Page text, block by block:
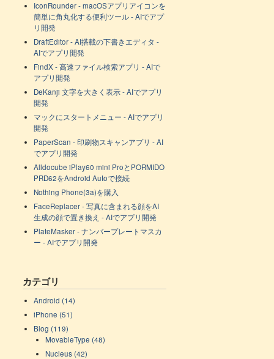
IconRounder - macOSアプリアイコンを
簡単に角丸化する便利ツール - AIでアプ
リ開発
DraftEditor - AI搭載の下書きエディタ -
AIでアプリ開発
FindX - 高速ファイル検索アプリ - AIで
アプリ開発
DeKanji 文字を大きく表示 - AIでアプリ
開発
マックにスタートメニュー - AIでアプリ
開発
PaperScan - 印刷物スキャンアプリ - AI
でアプリ開発
Alldocube iPlay60 mini ProとPORMIDO
PRD62をAndroid Autoで接続
Nothing Phone(3a)を購入
FaceReplacer - 写真に含まれる顔をAI
生成の顔で置き換え - AIでアプリ開発
PlateMasker - ナンバープレートマスカ
ー - AIでアプリ開発
カテゴリ
Android (14)
iPhone (51)
Blog (119)
MovableType (48)
Nucleus (42)